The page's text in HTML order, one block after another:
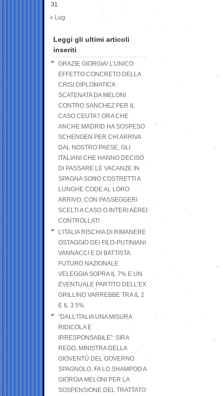
31
« Lug
Leggi gli ultimi articoli
inseriti
GRAZIE GIORGIA! L’UNICO
EFFETTO CONCRETO DELLA
CRISI DIPLOMATICA
SCATENATA DA MELONI
CONTRO SANCHEZ PER IL
CASO CEUTA? ORA CHE
ANCHE MADRID HA SOSPESO
SCHENGEN PER CHI ARRIVA
DAL NOSTRO PAESE, GLI
ITALIANI CHE HANNO DECISO
DI PASSARE LE VACANZE IN
SPAGNA SONO COSTRETTI A
LUNGHE CODE AL LORO
ARRIVO, CON PASSEGGERI
SCELTI A CASO O INTERI AEREI
CONTROLLATI
L’ITALIA RISCHIA DI RIMANERE
OSTAGGIO DEI FILO-PUTINIANI
VANNACCI E DI BATTISTA.
FUTURO NAZIONALE
VELEGGIA SOPRA IL 7% E UN
EVENTUALE PARTITO DELL’EX
GRILLINO VARREBBE TRA IL 2
E IL 3.5%
“DALL’ITALIA UNA MISURA
RIDICOLA E
IRRESPONSABILE”: SIRA
REGO, MINISTRA DELLA
GIOVENTÙ DEL GOVERNO
SPAGNOLO, FA LO SHAMPOO A
GIORGIA MELONI PER LA
SOSPENSIONE DEL TRATTATO